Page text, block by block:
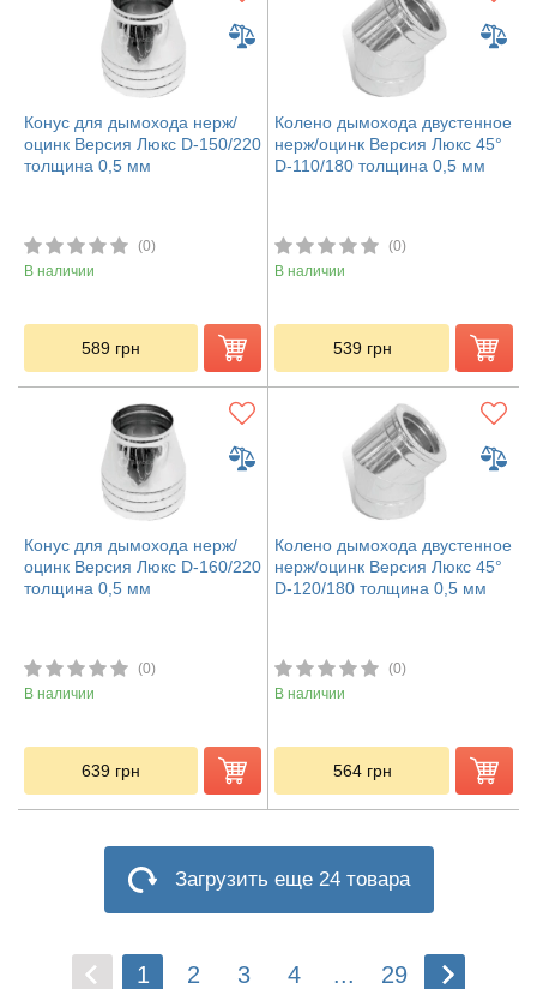
Конус для дымохода нерж/
оцинк Версия Люкс D-150/220
толщина 0,5 мм
(0)
В наличии
589 грн
Колено дымохода двустенное
нерж/оцинк Версия Люкс 45°
D-110/180 толщина 0,5 мм
(0)
В наличии
539 грн
Конус для дымохода нерж/
оцинк Версия Люкс D-160/220
толщина 0,5 мм
(0)
В наличии
639 грн
Колено дымохода двустенное
нерж/оцинк Версия Люкс 45°
D-120/180 толщина 0,5 мм
(0)
В наличии
564 грн
Загрузить еще 24 товара
1 2 3 4 ... 29